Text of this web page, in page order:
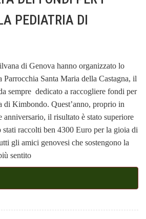
PEDIATRIA DI
di Genova hanno organizzato lo
Parrocchia Santa Maria della Castagna, il
sempre dedicato a raccogliere fondi per
di Kimbondo. Quest’anno, proprio in
anniversario, il risultato è stato superiore
stati raccolti ben 4300 Euro per la gioia di
gli amici genovesi che sostengono la
sentito